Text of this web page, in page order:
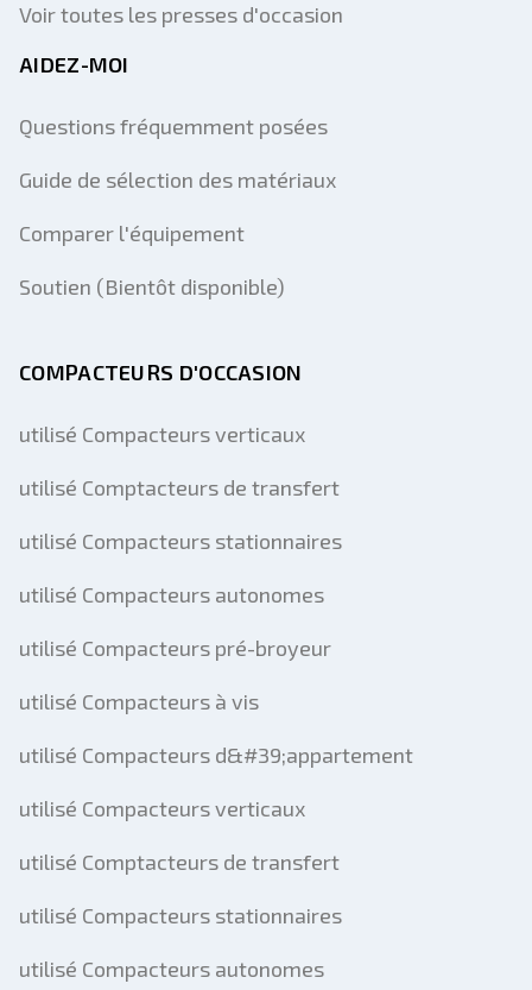
Voir toutes les presses d'occasion
AIDEZ-MOI
Questions fréquemment posées
Guide de sélection des matériaux
Comparer l'équipement
Soutien (Bientôt disponible)
COMPACTEURS D'OCCASION
utilisé Compacteurs verticaux
utilisé Comptacteurs de transfert
utilisé Compacteurs stationnaires
utilisé Compacteurs autonomes
utilisé Compacteurs pré-broyeur
utilisé Compacteurs à vis
utilisé Compacteurs d&#39;appartement
utilisé Compacteurs verticaux
utilisé Comptacteurs de transfert
utilisé Compacteurs stationnaires
utilisé Compacteurs autonomes